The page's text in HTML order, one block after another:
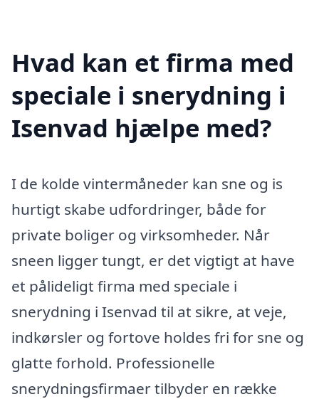
Hvad kan et firma med
speciale i snerydning i
Isenvad hjælpe med?
I de kolde vintermåneder kan sne og is
hurtigt skabe udfordringer, både for
private boliger og virksomheder. Når
sneen ligger tungt, er det vigtigt at have
et pålideligt firma med speciale i
snerydning i Isenvad til at sikre, at veje,
indkørsler og fortove holdes fri for sne og
glatte forhold. Professionelle
snerydningsfirmaer tilbyder en række